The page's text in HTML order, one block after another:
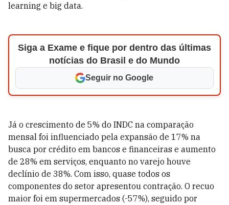
learning e big data.
Siga a Exame e fique por dentro das últimas
notícias do Brasil e do Mundo
Seguir no Google
Já o crescimento de 5% do INDC na comparação
mensal foi influenciado pela expansão de 17% na
busca por crédito em bancos e financeiras e aumento
de 28% em serviços, enquanto no varejo houve
declínio de 38%. Com isso, quase todos os
componentes do setor apresentou contração. O recuo
maior foi em supermercados (-57%), seguido por